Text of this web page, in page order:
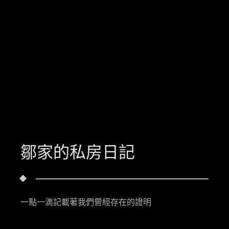
鄒家的私房日記
一點一滴記載著我們曾經存在的證明